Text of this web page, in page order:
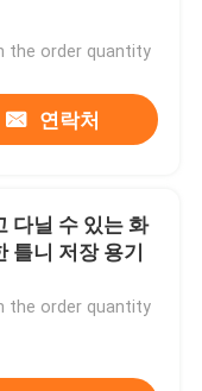
the order quantity
연락처
다닐 수 있는 화
틀니 저장 용기
the order quantity